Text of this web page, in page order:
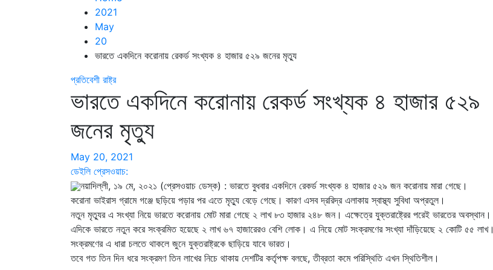
2021
May
20
ভারতে একদিনে করোনায় রেকর্ড সংখ্যক ৪ হাজার ৫২৯ জনের মৃত্যু
প্রতিবেশী রাষ্ট্র
ভারতে একদিনে করোনায় রেকর্ড সংখ্যক ৪ হাজার ৫২৯
জনের মৃত্যু
May 20, 2021
ডেইলি প্রেসওয়াচ:
নয়াদিল্লী, ১৯ মে, ২০২১ (প্রেসওয়াচ ডেস্ক) : ভারতে বুধবার একদিনে রেকর্ড সংখ্যক ৪ হাজার ৫২৯ জন করোনায় মারা গেছে।
করোনা ভাইরাস গ্রামে গঞ্জে ছড়িয়ে পড়ার পর এতে মৃত্যু বেড়ে গেছে। কারণ এসব দ্ররিদ্র এলাকায় স্বাস্থ্য সুবিধা অপ্রতুল।
নতুন মৃত্যুর এ সংখ্যা নিয়ে ভারতে করোনায় মোট মারা গেছে ২ লাখ ৮৩ হাজার ২৪৮ জন। এক্ষেত্রে যুক্তরাষ্ট্রের পরেই ভারতের অবস্থান।
এদিকে ভারতে নতুন করে সংক্রমিত হয়েছে ২ লাখ ৬৭ হাজারেরও বেশি লোক। এ নিয়ে মোট সংক্রমণের সংখ্যা দাঁড়িয়েছে ২ কোটি ৫৫ লাখ।
সংক্রমণের এ ধারা চলতে থাকলে জুনে যুক্তরাষ্ট্রকে ছাড়িয়ে যাবে ভারত।
তবে গত তিন দিন ধরে সংক্রমণ তিন লাখের নিচে থাকায় দেশটির কর্তৃপক্ষ বলছে, তীব্রতা কমে পরিস্থিতি এখন স্থিতিশীল।